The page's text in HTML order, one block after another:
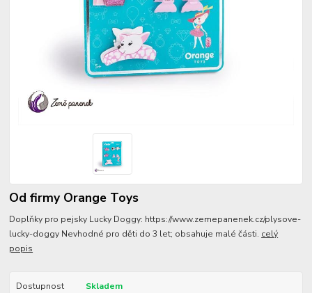
Od firmy Orange Toys
Doplňky pro pejsky Lucky Doggy: https://www.zemepanenek.cz/plysove-
lucky-doggy Nevhodné pro děti do 3 let; obsahuje malé části. celý
popis
Dostupnost Skladem